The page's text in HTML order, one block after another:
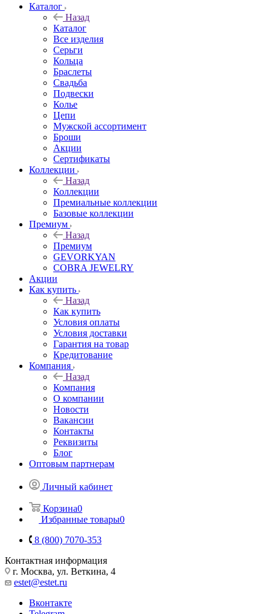
Каталог
Назад
Каталог
Все изделия
Серьги
Кольца
Браслеты
Свадьба
Подвески
Колье
Цепи
Мужской ассортимент
Броши
Акции
Сертификаты
Коллекции
Назад
Коллекции
Премиальные коллекции
Базовые коллекции
Премиум
Назад
Премиум
GEVORKYAN
COBRA JEWELRY
Акции
Как купить
Назад
Как купить
Условия оплаты
Условия доставки
Гарантия на товар
Кредитование
Компания
Назад
Компания
О компании
Новости
Вакансии
Контакты
Реквизиты
Блог
Оптовым партнерам
Личный кабинет
Корзина0
Избранные товары0
8 (800) 7070-353
Контактная информация
г. Москва, ул. Веткина, 4
estet@estet.ru
Вконтакте